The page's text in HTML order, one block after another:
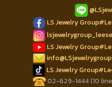
LS Jewelry
LS Jewelry
LS Jewelry
02-629-1444 (10